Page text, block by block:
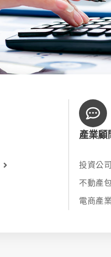
產業顧
投資公司
不動產
電商產業